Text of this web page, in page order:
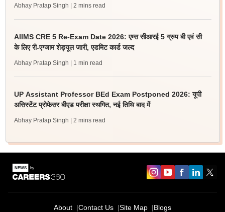
Abhay Pratap Singh | 2 mins read
AIIMS CRE 5 Re-Exam Date 2026: एम्स सीआरई 5 ग्रुप बी एवं सी
के लिए री-एग्जाम शेड्यूल जारी, एडमिट कार्ड जल्द
Abhay Pratap Singh | 1 min read
UP Assistant Professor BEd Exam Postponed 2026: यूपी
असिस्टेंट प्रोफेसर बीएड परीक्षा स्थगित, नई तिथि बाद में
Abhay Pratap Singh | 2 mins read
About Contact Us Site Map Blogs